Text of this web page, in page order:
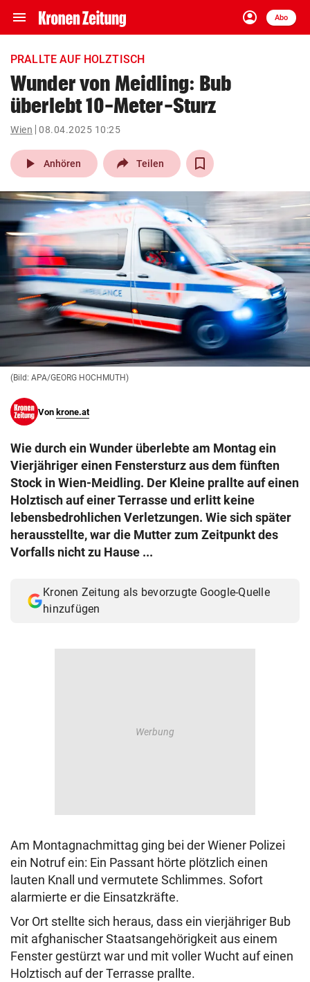
menu Navigation
ein-/ausklappen
account_circle
Anmelden
Abo
close Schließen
account_circle Anmelden
arrow_right
pin_drop
Wien arrow_right
bookmark
search
Suchbegriff
eingeben
© Krone Multimedia GmbH & Co KG 2026
Muthgasse 2, 1190 Wien
PRALLTE AUF HOLZTISCH
Wunder von Meidling: Bub
überlebt 10-Meter-Sturz
Wien 08.04.2025 10:25
play_arrow Anhören Teilen
(Bild: APA/GEORG HOCHMUTH)
Von krone.at
Wie durch ein Wunder überlebte am Montag ein
Vierjähriger einen Fenstersturz aus dem fünften
Stock in Wien-Meidling. Der Kleine prallte auf einen
Holztisch auf einer Terrasse und erlitt keine
lebensbedrohlichen Verletzungen. Wie sich später
herausstellte, war die Mutter zum Zeitpunkt des
Vorfalls nicht zu Hause ...
Kronen Zeitung als bevorzugte Google-Quelle
hinzufügen
Am Montagnachmittag ging bei der Wiener Polizei
ein Notruf ein: Ein Passant hörte plötzlich einen
lauten Knall und vermutete Schlimmes. Sofort
alarmierte er die Einsatzkräfte.
Vor Ort stellte sich heraus, dass ein vierjähriger Bub
mit afghanischer Staatsangehörigkeit aus einem
Fenster gestürzt war und mit voller Wucht auf einen
Holztisch auf der Terrasse prallte.